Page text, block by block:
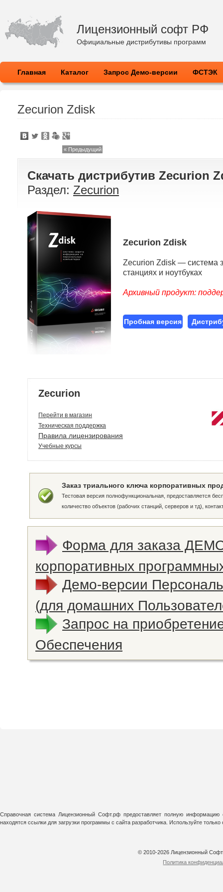
Лицензионный софт РФ
Официальные дистрибутивы программ
Главная Каталог Запрос Демо-версии ФСТЭК
Zecurion Zdisk
« Предыдущий
Скачать дистрибутив Zecurion
Раздел: Zecurion
Zecurion Zdisk
Zecurion Zdisk — система
станциях и ноутбуках
Архивный продукт:
Пробная версия
Zecurion
Перейти в магазин
Техническая поддержка
Правила лицензирования
Учебные курсы
Заказ триального ключа корпоративных
Тестовая версия полнофункциональная, предоставляется
количество объектов (рабочих станций, серверов и тд),
Форма для заказа
корпоративных
Демо-версии
(для домашних
Запрос на
Обеспечения
Справочная система Лицензионный Софт.рф предоставляет полную
находятся ссылки для загрузки программы с сайта разработчика. Используйте
© 2010-2026 Лицензионный
Политика